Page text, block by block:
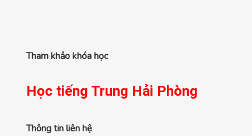
Tham khảo khóa học
Học tiếng Trung Hải Phòng
Thông tin liên hệ